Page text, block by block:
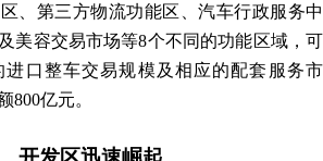
、第三方物流功能区、汽车行政服务中
美容交易市场等8个不同的功能区域，可
进口整车交易规模及相应的配套服务市
800亿元。